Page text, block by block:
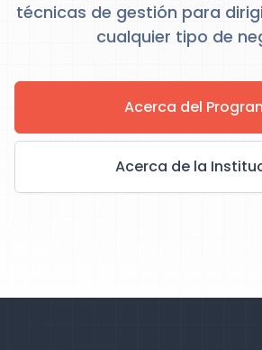
técnicas de gestión para
cualquier tipo de
Acerca del
Acerca de la